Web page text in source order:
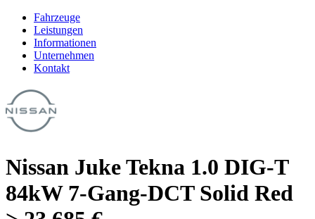
Fahrzeuge
Leistungen
Informationen
Unternehmen
Kontakt
Nissan Juke Tekna 1.0 DIG-T
84kW 7-Gang-DCT Solid Red